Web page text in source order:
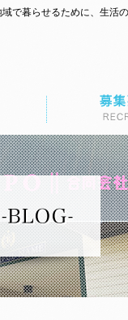
で暮らせるために、生活
面接～業務までの